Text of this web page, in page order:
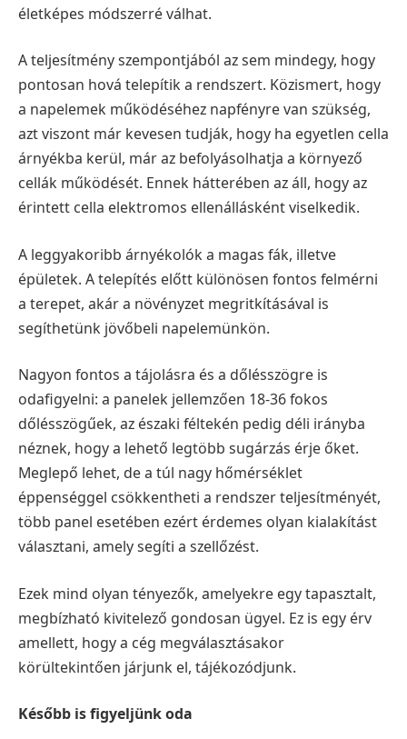
életképes módszerré válhat.
A teljesítmény szempontjából az sem mindegy, hogy
pontosan hová telepítik a rendszert. Közismert, hogy
a napelemek működéséhez napfényre van szükség,
azt viszont már kevesen tudják, hogy ha egyetlen cella
árnyékba kerül, már az befolyásolhatja a környező
cellák működését. Ennek hátterében az áll, hogy az
érintett cella elektromos ellenállásként viselkedik.
A leggyakoribb árnyékolók a magas fák, illetve
épületek. A telepítés előtt különösen fontos felmérni
a terepet, akár a növényzet megritkításával is
segíthetünk jövőbeli napelemünkön.
Nagyon fontos a tájolásra és a dőlésszögre is
odafigyelni: a panelek jellemzően 18-36 fokos
dőlésszögűek, az északi féltekén pedig déli irányba
néznek, hogy a lehető legtöbb sugárzás érje őket.
Meglepő lehet, de a túl nagy hőmérséklet
éppenséggel csökkentheti a rendszer teljesítményét,
több panel esetében ezért érdemes olyan kialakítást
választani, amely segíti a szellőzést.
Ezek mind olyan tényezők, amelyekre egy tapasztalt,
megbízható kivitelező gondosan ügyel. Ez is egy érv
amellett, hogy a cég megválasztásakor
körültekintően járjunk el, tájékozódjunk.
Később is figyeljünk oda